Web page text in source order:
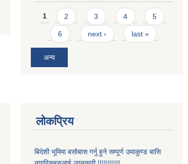
Pages
1 2 3 4 5
6 next › last »
अन्य
लोकप्रिय
बिदेशी भूमिमा बसोबास गर्नु हुने सम्पूर्ण उमाकुण्ड बासि